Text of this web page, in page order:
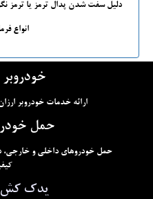
دلیل سفت شدن پدال ترمز یا ترمز
انواع
ارائه خدمات خودروبر
حمل
حمل خودروهای داخلی و خارجی،
یدک کش